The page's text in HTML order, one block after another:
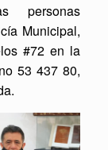
personas
Municipal,
#72 en la
53 437 80,